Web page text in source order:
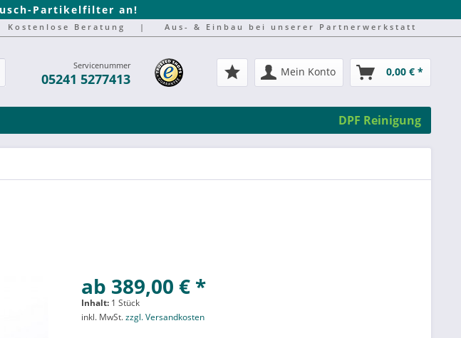
Partikelfilter an!
Kostenlose Beratung | Aus- & Einbau bei unserer Partnerwerkstatt
Servicenummer
05241 5277413 Mein Konto 0,00 € *
DPF Reinigung
ab 389,00 € *
Inhalt: 1 Stück
inkl. MwSt.zzgl. Versandkosten